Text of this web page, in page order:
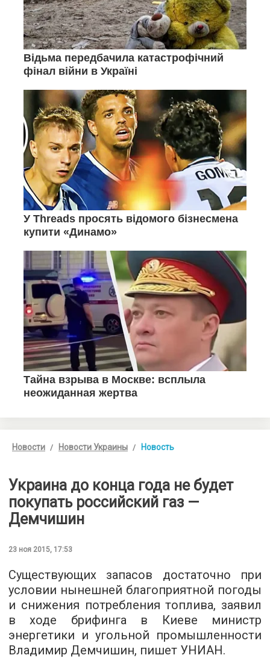
Новости Новости Украины Новость
Украина до конца года не будет
покупать российский газ —
Демчишин
23 ноя 2015, 17:53
Существующих запасов достаточно при
условии нынешней благоприятной погоды
и снижения потребления топлива, заявил
в ходе брифинга в Киеве министр
энергетики и угольной промышленности
Владимир Демчишин, пишет УНИАН.